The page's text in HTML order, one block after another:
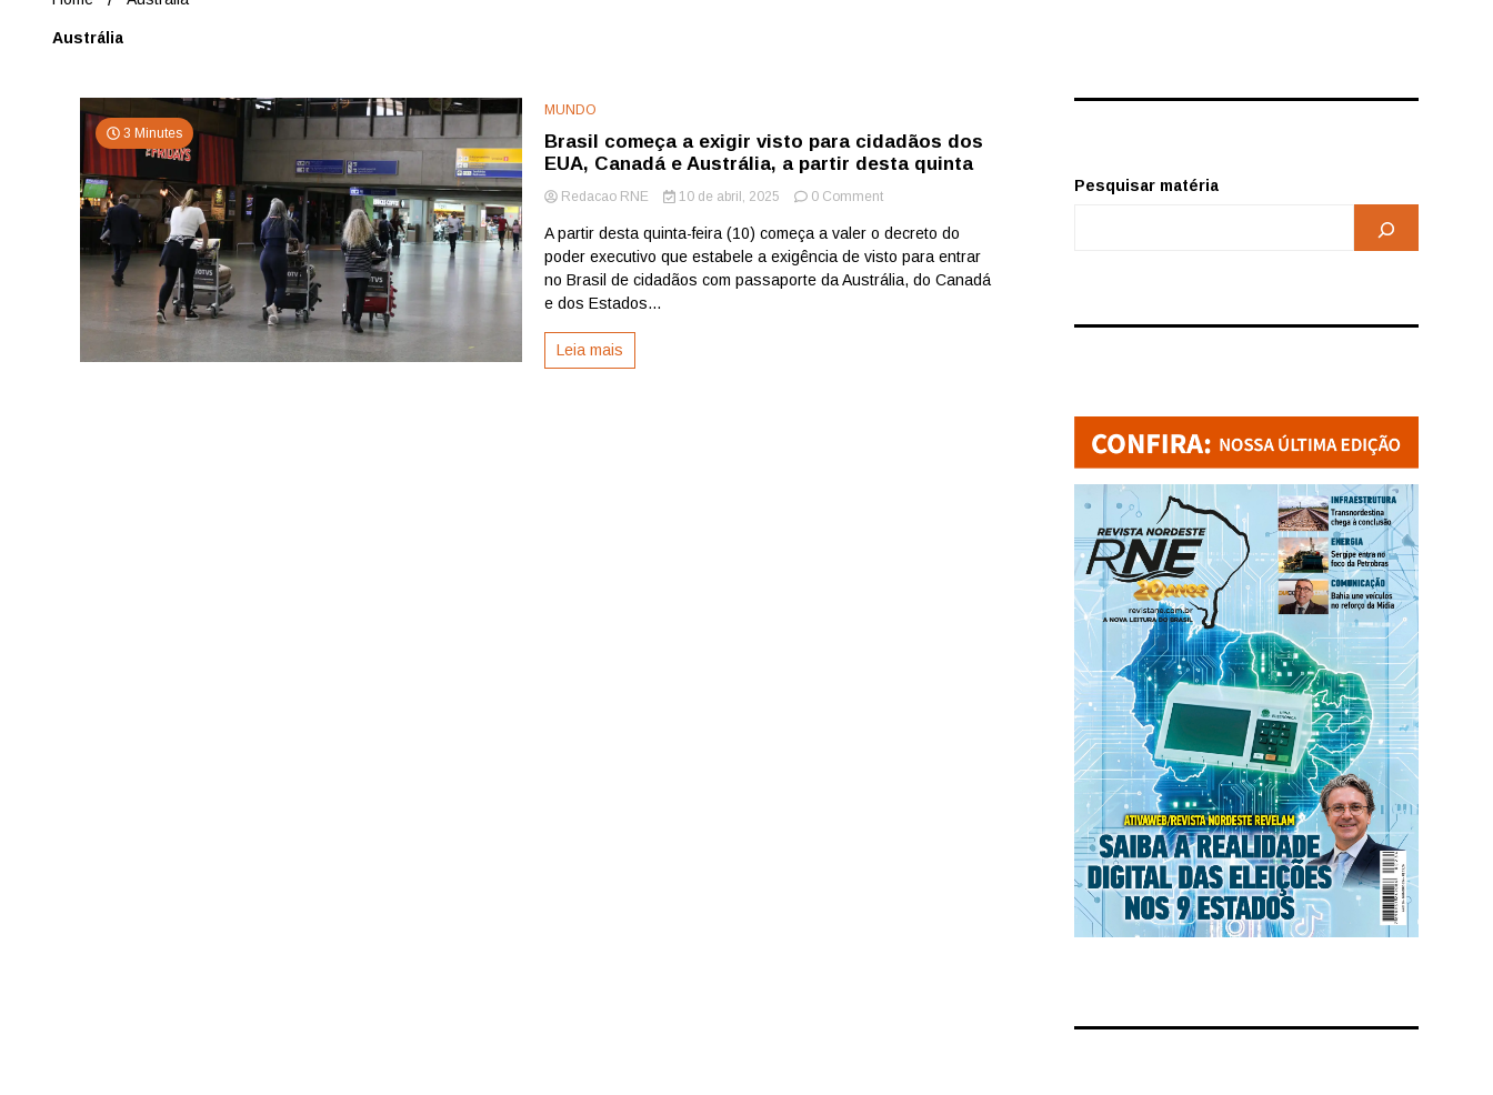
Austrália
3 Minutes
MUNDO
Brasil começa a exigir visto para cidadãos dos
EUA, Canadá e Austrália, a partir desta quinta
Redacao RNE 10 de abril, 2025 0 Commenton
começa
a
exigir
A partir desta quinta-feira (10) começa a valer o decreto do
poder executivo que estabele a exigência de visto para entrar
no Brasil de cidadãos com passaporte da Austrália, do Canadá
e dos Estados...
Leia mais
Pesquisar matéria